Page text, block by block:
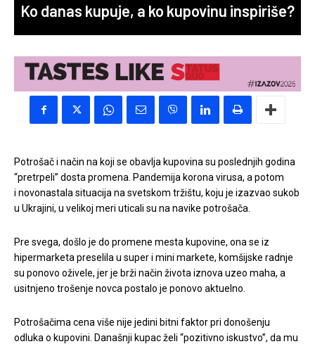
Ko danas kupuje, a ko kupovinu inspiriše?
Potrošač i način na koji se obavlja kupovina su poslednjih godina
“pretrpeli” dosta promena. Pandemija korona virusa, a potom
i novonastala situacija na svetskom tržištu, koju je izazvao sukob
u Ukrajini, u velikoj meri uticali su na navike potrošača.
Pre svega, došlo je do promene mesta kupovine, ona se iz
hipermarketa preselila u super i mini markete, komšijske radnje
su ponovo oživele, jer je brži način života iznova uzeo maha, a
usitnjeno trošenje novca postalo je ponovo aktuelno.
Potrošačima cena više nije jedini bitni faktor pri donošenju
odluka o kupovini. Današnji kupac želi “pozitivno iskustvo”, da mu